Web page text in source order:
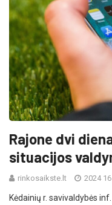
Rajone dvi
situacijos
rinkosaikste.lt 2024
Kėdainių r. savivaldybės